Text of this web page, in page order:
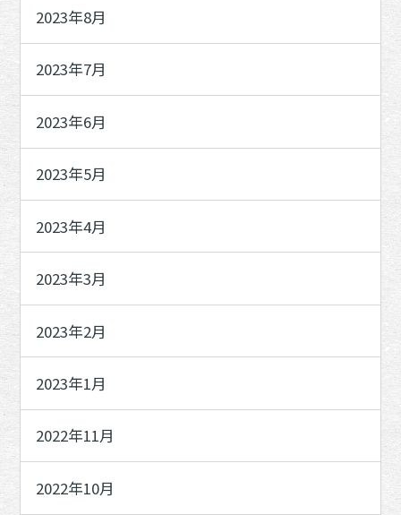
2023年8月
2023年7月
2023年6月
2023年5月
2023年4月
2023年3月
2023年2月
2023年1月
2022年11月
2022年10月